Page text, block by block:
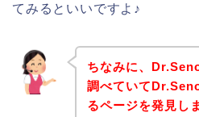
てみるといいですよ♪
ちなみに、
調べていて
るページを発見し